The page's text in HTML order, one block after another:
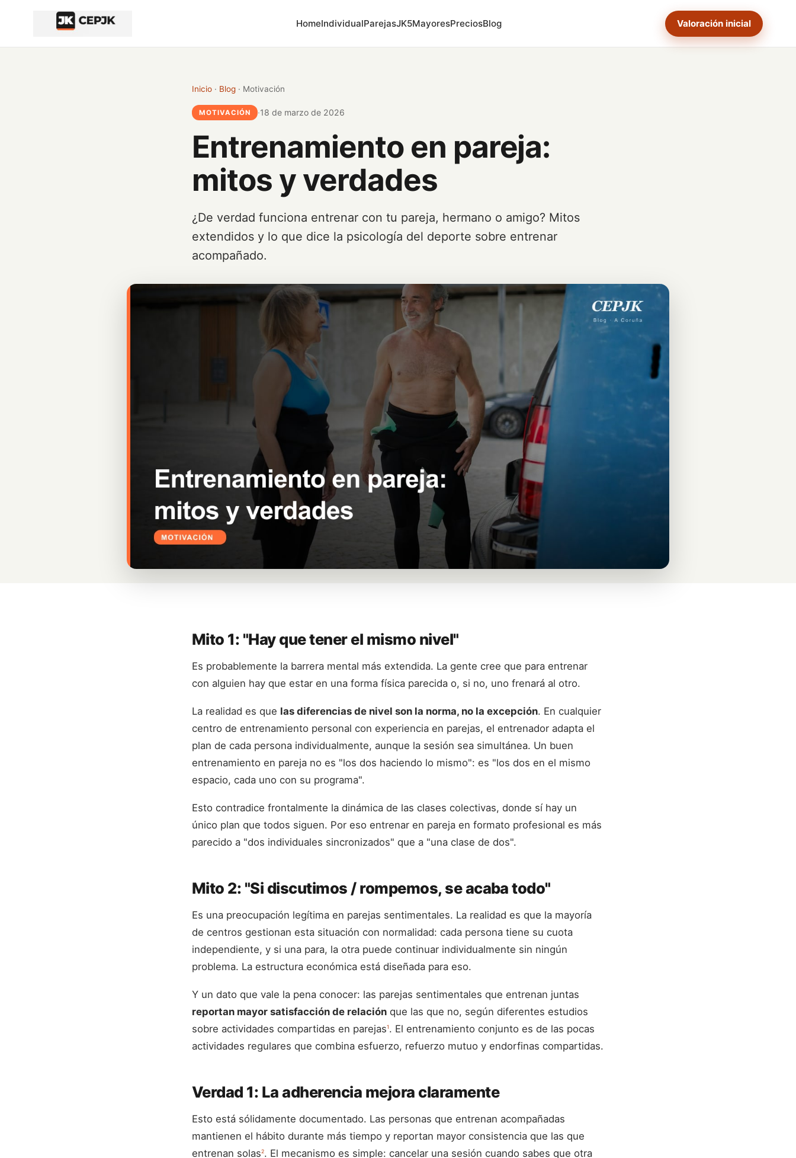
HomeIndividualParejasJK5MayoresPreciosBlog Valoración inicial
Inicio · Blog · Motivación
MOTIVACIÓN ·18 de marzo de 2026
Entrenamiento en pareja:
mitos y verdades
¿De verdad funciona entrenar con tu pareja, hermano o amigo? Mitos
extendidos y lo que dice la psicología del deporte sobre entrenar
acompañado.
Mito 1: "Hay que tener el mismo nivel"
Es probablemente la barrera mental más extendida. La gente cree que para entrenar
con alguien hay que estar en una forma física parecida o, si no, uno frenará al otro.
La realidad es que las diferencias de nivel son la norma, no la excepción. En cualquier
centro de entrenamiento personal con experiencia en parejas, el entrenador adapta el
plan de cada persona individualmente, aunque la sesión sea simultánea. Un buen
entrenamiento en pareja no es "los dos haciendo lo mismo": es "los dos en el mismo
espacio, cada uno con su programa".
Esto contradice frontalmente la dinámica de las clases colectivas, donde sí hay un
único plan que todos siguen. Por eso entrenar en pareja en formato profesional es más
parecido a "dos individuales sincronizados" que a "una clase de dos".
Mito 2: "Si discutimos / rompemos, se acaba todo"
Es una preocupación legítima en parejas sentimentales. La realidad es que la mayoría
de centros gestionan esta situación con normalidad: cada persona tiene su cuota
independiente, y si una para, la otra puede continuar individualmente sin ningún
problema. La estructura económica está diseñada para eso.
Y un dato que vale la pena conocer: las parejas sentimentales que entrenan juntas
reportan mayor satisfacción de relación que las que no, según diferentes estudios
sobre actividades compartidas en parejas1. El entrenamiento conjunto es de las pocas
actividades regulares que combina esfuerzo, refuerzo mutuo y endorfinas compartidas.
Verdad 1: La adherencia mejora claramente
Esto está sólidamente documentado. Las personas que entrenan acompañadas
mantienen el hábito durante más tiempo y reportan mayor consistencia que las que
entrenan solas2. El mecanismo es simple: cancelar una sesión cuando sabes que otra